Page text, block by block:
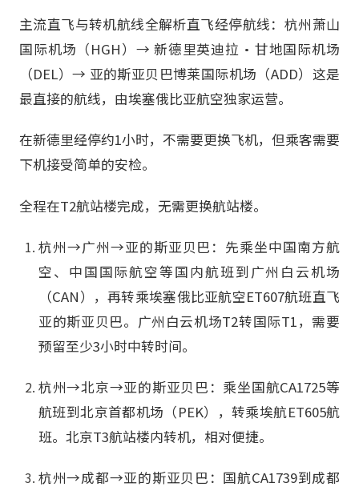
主流直飞与转机航线全解析直飞经停航线：杭州萧山
国际机场（HGH）→ 新德里英迪拉·甘地国际机场
（DEL）→ 亚的斯亚贝巴博莱国际机场（ADD）这是
最直接的航线，由埃塞俄比亚航空独家运营。
在新德里经停约1小时，不需要更换飞机，但乘客需要
下机接受简单的安检。
全程在T2航站楼完成，无需更换航站楼。
杭州→广州→亚的斯亚贝巴：先乘坐中国南方航
空、中国国际航空等国内航班到广州白云机场
（CAN），再转乘埃塞俄比亚航空ET607航班直飞
亚的斯亚贝巴。广州白云机场T2转国际T1，需要
预留至少3小时中转时间。
杭州→北京→亚的斯亚贝巴：乘坐国航CA1725等
航班到北京首都机场（PEK），转乘埃航ET605航
班。北京T3航站楼内转机，相对便捷。
杭州→成都→亚的斯亚贝巴：国航CA1739到成都